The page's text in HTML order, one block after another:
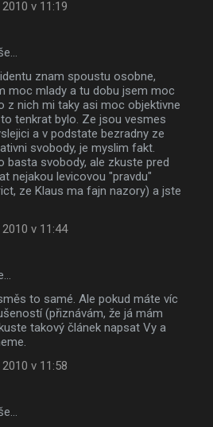
v 11:19
znam spoustu osobne,
moc mlady a tu dobu jsem moc
z nich mi taky asi moc objektivne
tenkrat bylo. Ze jsou vesmes
a v podstate bezradny ze
svobody, je myslim fakt.
basta svobody, ale zkuste pred
nejakou levicovou "pravdu"
ze Klaus ma fajn nazory) a jste
v 11:44
to samé. Ale pokud máte víc
(přiznávám, že já mám
takový článek napsat Vy a
v 11:58